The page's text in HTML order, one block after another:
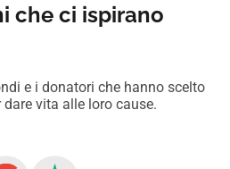
che ci ispirano
e i donatori che hanno scelto
dare vita alle loro cause.